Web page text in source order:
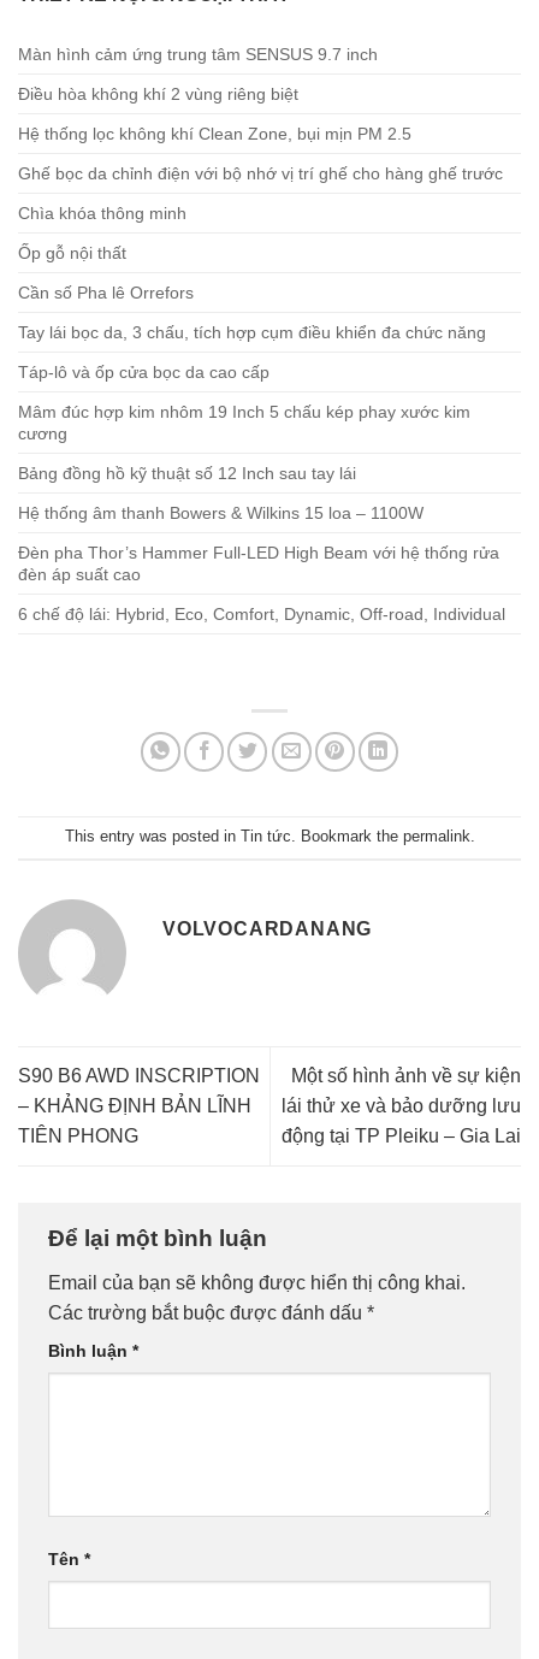
Màn hình cảm ứng trung tâm SENSUS 9.7 inch
Điều hòa không khí 2 vùng riêng biệt
Hệ thống lọc không khí Clean Zone, bụi mịn PM 2.5
Ghế bọc da chỉnh điện với bộ nhớ vị trí ghế cho hàng ghế trước
Chìa khóa thông minh
Ốp gỗ nội thất
Cần số Pha lê Orrefors
Tay lái bọc da, 3 chấu, tích hợp cụm điều khiển đa chức năng
Táp-lô và ốp cửa bọc da cao cấp
Mâm đúc hợp kim nhôm 19 Inch 5 chấu kép phay xước kim
cương
Bảng đồng hồ kỹ thuật số 12 Inch sau tay lái
Hệ thống âm thanh Bowers & Wilkins 15 loa – 1100W
Đèn pha Thor’s Hammer Full-LED High Beam với hệ thống rửa
đèn áp suất cao
6 chế độ lái: Hybrid, Eco, Comfort, Dynamic, Off-road, Individual
This entry was posted in Tin tức. Bookmark the permalink.
VOLVOCARDANANG
S90 B6 AWD INSCRIPTION
– KHẢNG ĐỊNH BẢN LĨNH
TIÊN PHONG
Một số hình ảnh về sự kiện
lái thử xe và bảo dưỡng lưu
động tại TP Pleiku – Gia Lai
Để lại một bình luận
Email của bạn sẽ không được hiển thị công khai.
Các trường bắt buộc được đánh dấu *
Bình luận *
Tên *